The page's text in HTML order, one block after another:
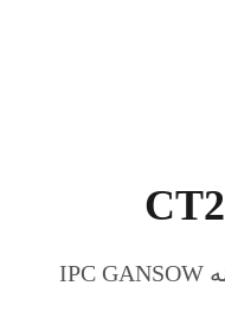
CT230BT105 در کارخانه IPC GANSOW